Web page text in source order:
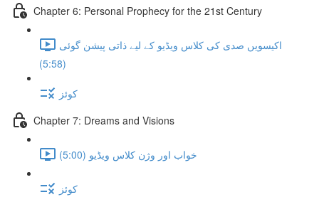
Chapter 6: Personal Prophecy for the 21st Century
اکیسویں صدی کی کلاس ویڈیو کے لیے ذاتی پیشن گوئی
(5:58)
کوئز
Chapter 7: Dreams and Visions
خواب اور وژن کلاس ویڈیو (5:00)
کوئز